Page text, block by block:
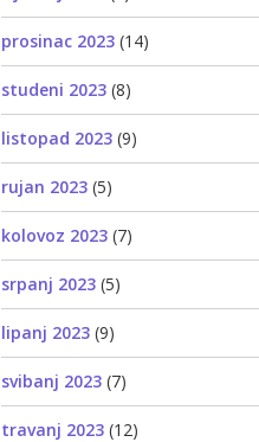
prosinac 2023 (14)
studeni 2023 (8)
listopad 2023 (9)
rujan 2023 (5)
kolovoz 2023 (7)
srpanj 2023 (5)
lipanj 2023 (9)
svibanj 2023 (7)
travanj 2023 (12)